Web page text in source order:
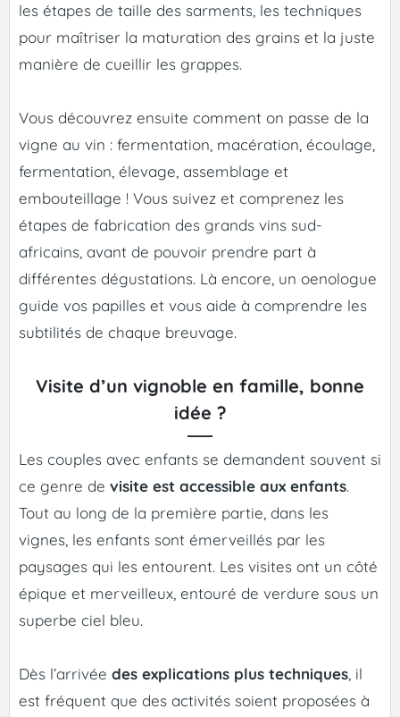
les étapes de taille des sarments, les techniques
pour maîtriser la maturation des grains et la juste
manière de cueillir les grappes.
Vous découvrez ensuite comment on passe de la
vigne au vin : fermentation, macération, écoulage,
fermentation, élevage, assemblage et
embouteillage ! Vous suivez et comprenez les
étapes de fabrication des grands vins sud-
africains, avant de pouvoir prendre part à
différentes dégustations. Là encore, un oenologue
guide vos papilles et vous aide à comprendre les
subtilités de chaque breuvage.
Visite d’un vignoble en famille, bonne
idée ?
Les couples avec enfants se demandent souvent si
ce genre de visite est accessible aux enfants.
Tout au long de la première partie, dans les
vignes, les enfants sont émerveillés par les
paysages qui les entourent. Les visites ont un côté
épique et merveilleux, entouré de verdure sous un
superbe ciel bleu.
Dès l’arrivée des explications plus techniques, il
est fréquent que des activités soient proposées à